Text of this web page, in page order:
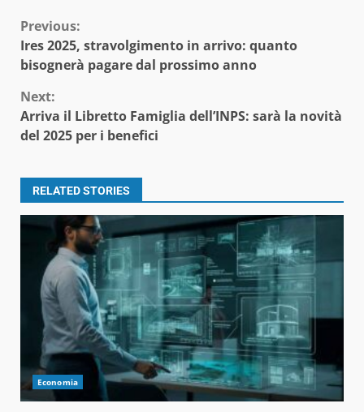
Continue
Reading
Previous:
Ires 2025, stravolgimento in arrivo: quanto
bisognerà pagare dal prossimo anno
Next:
Arriva il Libretto Famiglia dell’INPS: sarà la novità
del 2025 per i benefici
RELATED STORIES
Economia